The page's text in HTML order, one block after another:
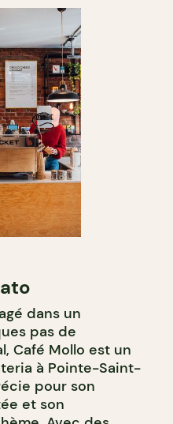
dans un
pas de
Café Mollo est un
à Pointe-Saint-
pour son
et son